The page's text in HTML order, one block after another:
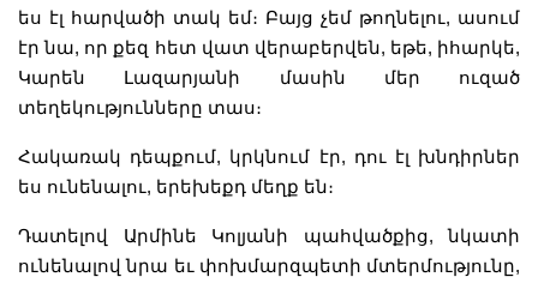
ես էլ հարվածի տակ եմ։ Բայց չեմ թողնելու, ասում
էր նա, որ քեզ հետ վատ վերաբերվեն, եթե, իհարկե,
Կարեն Լազարյանի մասին մեր ուզած
տեղեկությունները տաս։
Հակառակ դեպքում, կրկնում էր, դու էլ խնդիրներ
ես ունենալու, երեխեքդ մեղք են։
Դատելով Արմինե Կոլյանի պահվածքից, նկատի
ունենալով նրա եւ փոխմարզպետի մտերմությունը,